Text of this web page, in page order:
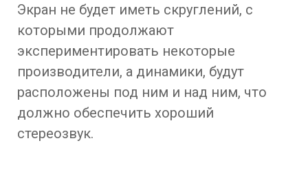
Экран не будет иметь скруглений, с
которыми продолжают
экспериментировать некоторые
производители, а динамики, будут
расположены под ним и над ним, что
должно обеспечить хороший
стереозвук.